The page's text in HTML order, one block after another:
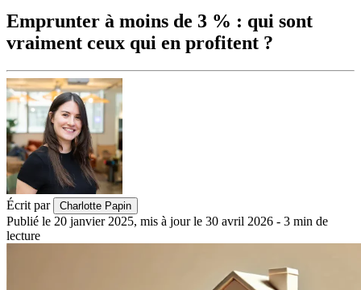
Emprunter à moins de 3 % : qui sont
vraiment ceux qui en profitent ?
Écrit par Charlotte Papin
Publié le 20 janvier 2025, mis à jour le 30 avril 2026 - 3 min de
lecture